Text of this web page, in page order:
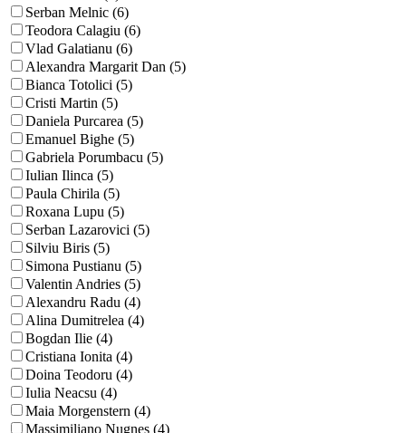
Serban Melnic (6)
Teodora Calagiu (6)
Vlad Galatianu (6)
Alexandra Margarit Dan (5)
Bianca Totolici (5)
Cristi Martin (5)
Daniela Purcarea (5)
Emanuel Bighe (5)
Gabriela Porumbacu (5)
Iulian Ilinca (5)
Paula Chirila (5)
Roxana Lupu (5)
Serban Lazarovici (5)
Silviu Biris (5)
Simona Pustianu (5)
Valentin Andries (5)
Alexandru Radu (4)
Alina Dumitrelea (4)
Bogdan Ilie (4)
Cristiana Ionita (4)
Doina Teodoru (4)
Iulia Neacsu (4)
Maia Morgenstern (4)
Massimiliano Nugnes (4)